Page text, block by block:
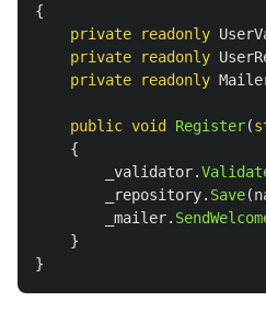
{
private
readonly
private
readonly
private
readonly
public void Register(
{
_validator.
_repository. Save(
_mailer.
}
}